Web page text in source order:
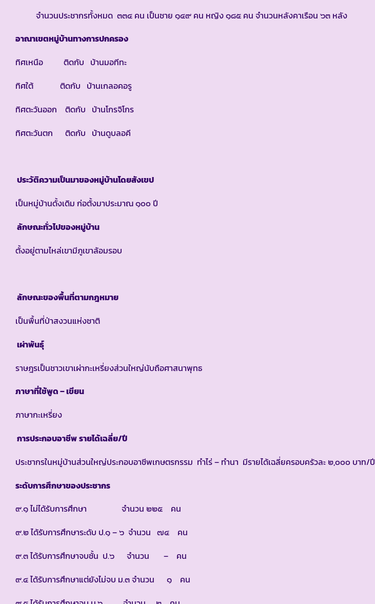
จำนวนประชากรทั้งหมด ๓๓๔ คน เป็นชาย ๑๔๙ คน หญิง ๑๘๕ คน จำนวนหลังคาเรือน ๖๓ หลัง
อาณาเขตหมู่บ้านทางการปกครอง
ทิศเหนือ ติดกับ บ้านมอทีทะ
ทิศใต้ ติดกับ บ้านเกลอคอรู
ทิศตะวันออก ติดกับ บ้านโกรจิโกร
ทิศตะวันตก ติดกับ บ้านดูบลอคี
ประวัติความเป็นมาของหมู่บ้านโดยสังเขป
เป็นหมู่บ้านดั้งเดิม ก่อตั้งมาประมาณ ๑๐๐ ปี
ลักษณะทั่วไปของหมู่บ้าน
ตั้งอยู่ตามไหล่เขามีภูเขาล้อมรอบ
ลักษณะของพื้นที่ตามกฎหมาย
เป็นพื้นที่ป่าสงวนแห่งชาติ
เผ่าพันธุ์
ราษฎรเป็นชาวเขาเผ่ากะเหรี่ยงส่วนใหญ่นับถือศาสนาพุทธ
ภาษาที่ใช้พูด–เขียน
ภาษากะเหรี่ยง
การประกอบอาชีพรายได้เฉลี่ย/ปี
ประชากรในหมู่บ้านส่วนใหญ่ประกอบอาชีพเกษตรกรรม ทำไร่ – ทำนา มีรายได้เฉลี่ยครอบครัวละ ๒,๐๐๐ บาท/ปี
ระดับการศึกษาของประชากร
๙.๑ ไม่ได้รับการศึกษา จำนวน ๒๒๕ คน
๙.๒ ได้รับการศึกษาระดับ ป.๑ – ๖ จำนวน ๗๔ คน
๙.๓ ได้รับการศึกษาจบชั้น ป.๖ จำนวน – คน
๙.๔ ได้รับการศึกษาแต่ยังไม่จบ ม.๓ จำนวน ๑ คน